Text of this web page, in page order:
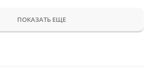
ПОКАЗАТЬ ЕЩЕ